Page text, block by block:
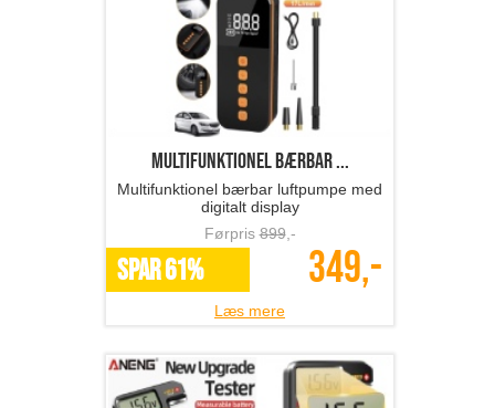
multifunktionel bærbar ...
Multifunktionel bærbar luftpumpe med
digitalt display
Førpris899,-
SPAR 61% 349,-
Læs mere